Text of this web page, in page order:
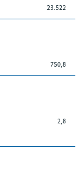
23.522
750,8
2,8